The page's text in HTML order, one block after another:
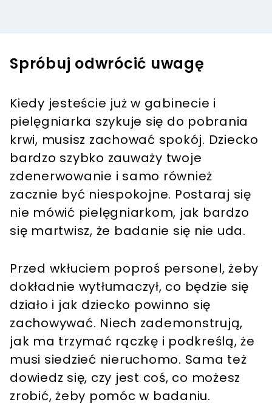
Spróbuj odwrócić uwagę
Kiedy jesteście już w gabinecie i
pielęgniarka szykuje się do pobrania
krwi, musisz zachować spokój. Dziecko
bardzo szybko zauważy twoje
zdenerwowanie i samo również
zacznie być niespokojne. Postaraj się
nie mówić pielęgniarkom, jak bardzo
się martwisz, że badanie się nie uda.
Przed wkłuciem poproś personel, żeby
dokładnie wytłumaczył, co będzie się
działo i jak dziecko powinno się
zachowywać. Niech zademonstrują,
jak ma trzymać rączkę i podkreślą, że
musi siedzieć nieruchomo. Sama też
dowiedz się, czy jest coś, co możesz
zrobić, żeby pomóc w badaniu.